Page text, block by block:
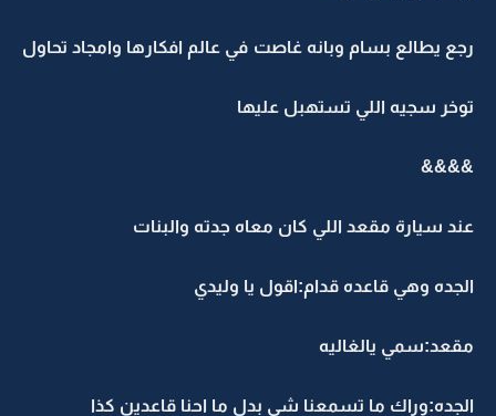
رجع يطالع بسام وبانه غاصت في عالم افكارها وامجاد تحاول
توخر سجيه اللي تستهبل عليها
&&&&
عند سيارة مقعد اللي كان معاه جدته والبنات
الجده وهي قاعده قدام:اقول يا وليدي
مقعد:سمي يالغاليه
الجده:وراك ما تسمعنا شي بدل ما احنا قاعدين كذا